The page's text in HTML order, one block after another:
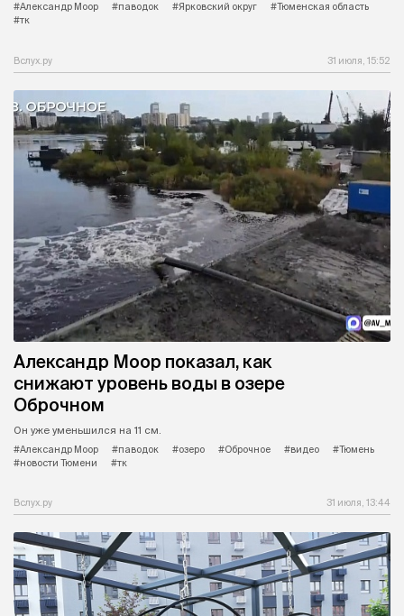
#Александр Моор
#паводок #Ярковский округ
#Тюменская область
#тк
Вслух.ру 31 июля, 15:52
Александр Моор показал, как
снижают уровень воды в озере
Оброчном
Он уже уменьшился на 11 см.
#Александр Моор
#паводок #озеро #Оброчное #видео
#Тюмень
#новости Тюмени
#тк
Вслух.ру 31 июля, 13:44